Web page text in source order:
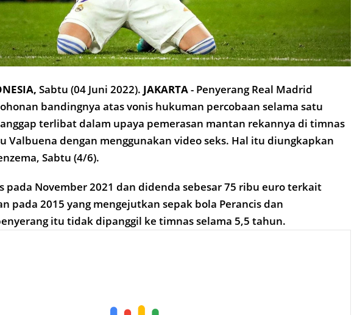
, Sabtu (04 Juni 2022). JAKARTA- Penyerang Real Madrid
bandingnya atas vonis hukuman percobaan selama satu
terlibat dalam upaya pemerasan mantan rekannya di timnas
Valbuena dengan menggunakan video seks. Hal itu diungkapkan
Sabtu (4/6).
pada November 2021 dan didenda sebesar 75 ribu euro terkait
pada 2015 yang mengejutkan sepak bola Perancis dan
itu tidak dipanggil ke timnas selama 5,5 tahun.